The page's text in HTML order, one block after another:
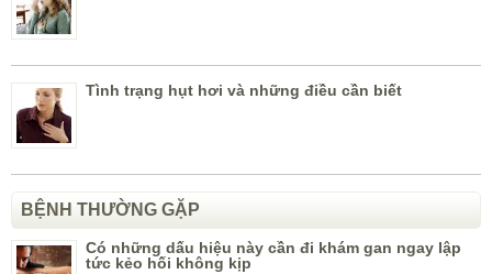
Tình trạng hụt hơi và những điều cần biết
BỆNH THƯỜNG GẶP
Có những dấu hiệu này cần đi khám gan ngay lập
tức kẻo hối không kịp